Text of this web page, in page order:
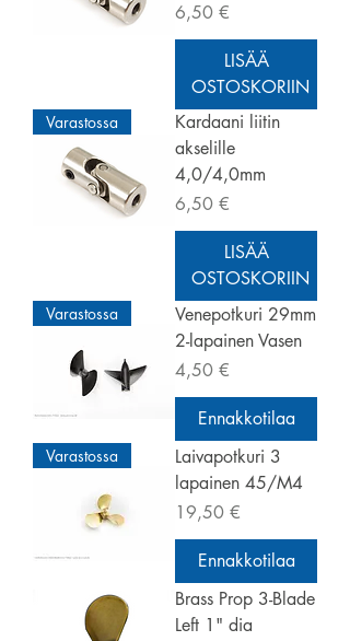
Hinta
6,50 €
LISÄÄ
OSTOSKORIIN
Varastossa
Kardaani liitin
akselille
4,0/4,0mm
Hinta
6,50 €
LISÄÄ
OSTOSKORIIN
Varastossa
Venepotkuri 29mm
2-lapainen Vasen
Hinta
4,50 €
Ennakkotilaa
Varastossa
Laivapotkuri 3
lapainen 45/M4
Hinta
19,50 €
Ennakkotilaa
Brass Prop 3-Blade
Left 1" dia